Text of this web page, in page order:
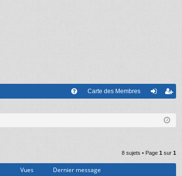
Carte des Membres
on
nr
ist
re
8 sujets • Page 1 sur 1
Vues Dernier message